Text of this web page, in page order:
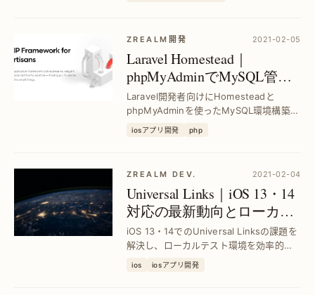
ZREALM開発 2021-02-05
Laravel Homestead｜
phpMyAdminでMySQL管理
を簡単構築 — 開発環境を0
からセットアップ
Laravel開発者向けにHomesteadと
phpMyAdminを使ったMySQL環境構築法
を解説。GUI操作でデータベース管理が効
率化し、開発スピードを大幅アップしま
iosアプリ開発 php
ZREALM DEV. 2021-02-04
Universal Links｜iOS 13・14
対応の最新動向とローカル
テスト環境構築法
iOS 13・14でのUniversal Linksの課題を
解決し、ローカルテスト環境を効率的に
構築する方法を紹介。開発者が直面する
ios iosアプリ開発